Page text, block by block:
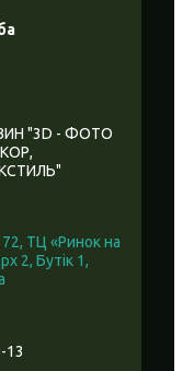
"3D - ФОТО
ТЦ «Ринок на
2, Бутік 1,
13